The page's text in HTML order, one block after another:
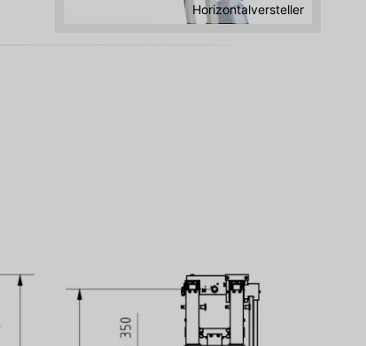
Horizontalversteller